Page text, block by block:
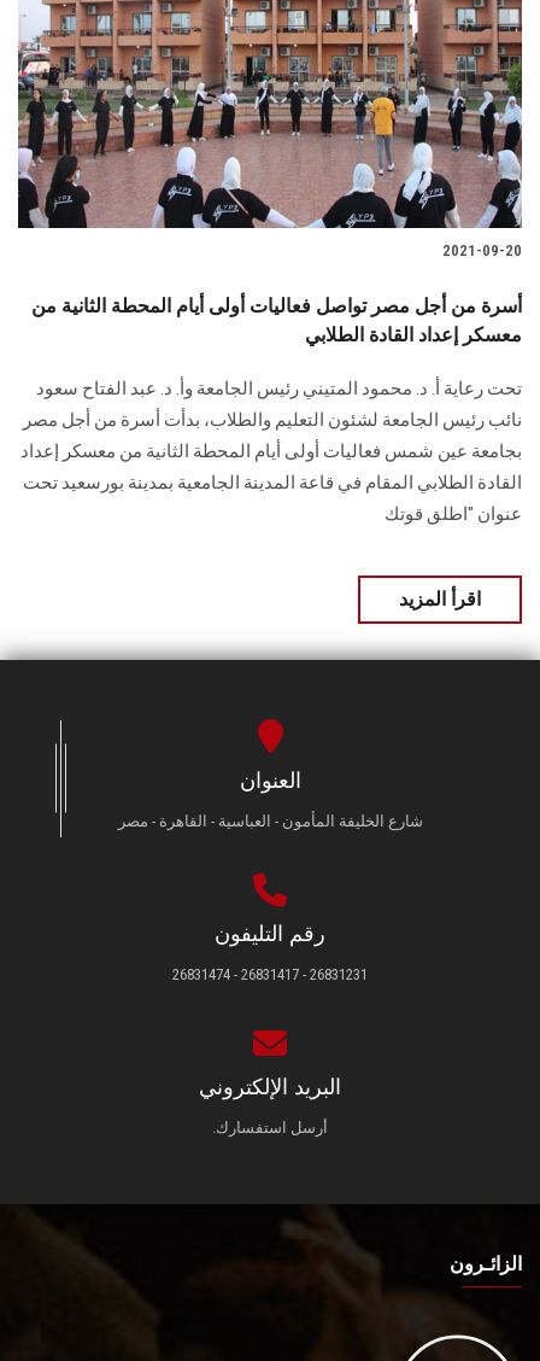
هيئة التدريس
الدراسات العليا
الخريجين
الموظفون
سجل الان
2021-09-20
أسرة من أجل مصر تواصل فعاليات أولى أيام المحطة الثانية من
معسكر إعداد القادة الطلابي
تحت رعاية أ. د. محمود المتيني رئيس الجامعة وأ. د. عبد الفتاح سعود
نائب رئيس الجامعة لشئون التعليم والطلاب، بدأت أسرة من أجل مصر
بجامعة عين شمس فعاليات أولى أيام المحطة الثانية من معسكر إعداد
القادة الطلابي المقام في قاعة المدينة الجامعية بمدينة بورسعيد تحت
عنوان "اطلق قوتك
اقرأ المزيد
العنوان
شارع الخليفة المأمون - العباسية - القاهرة - مصر
رقم التليفون
26831231 - 26831417 - 26831474
البريد الإلكتروني
أرسل استفسارك.
الزائـرون